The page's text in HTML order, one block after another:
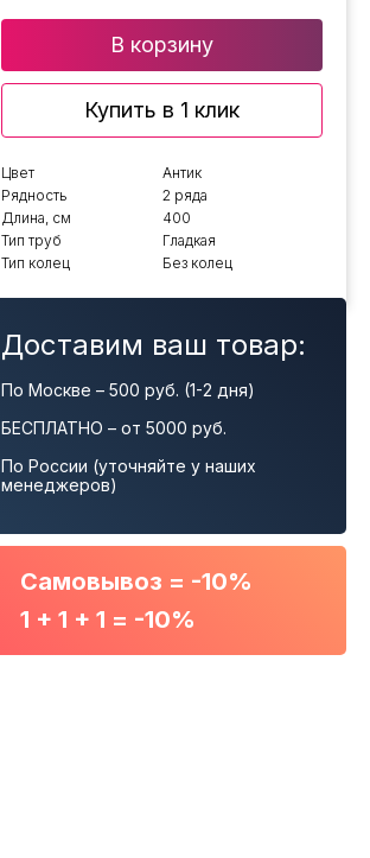
В корзину
Купить в 1 клик
Цвет
Антик
Рядность
2 ряда
Длина, см
400
Тип труб
Гладкая
Тип колец
Без колец
Доставим ваш товар:
По Москве – 500 руб. (1-2 дня)
БЕСПЛАТНО – от 5000 руб.
По России (уточняйте у наших
менеджеров)
Самовывоз = -10%
1 + 1 + 1 = -10%